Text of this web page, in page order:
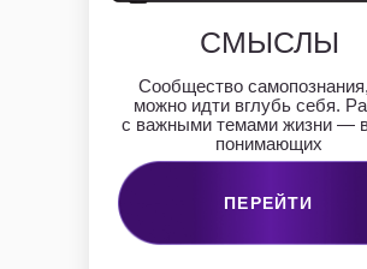
СМЫСЛЫ
Сообщество
можно идти вглубь себя.
с важными темами жизни — в
понимающих
ПЕРЕЙТИ